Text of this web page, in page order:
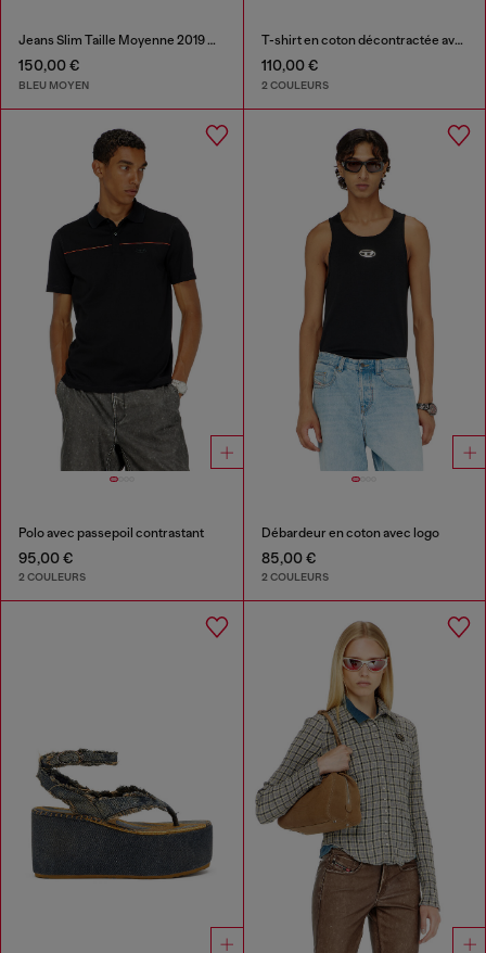
Jeans Slim Taille Moyenne 2019 D-Strukt
150,00 €
BLEU MOYEN
T-shirt en coton décontractée avec applique Oval D
110,00 €
2 COULEURS
Polo avec passepoil contrastant
95,00 €
2 COULEURS
Débardeur en coton avec logo
85,00 €
2 COULEURS